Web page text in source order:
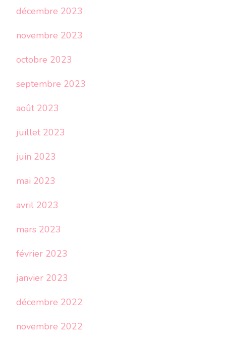
décembre 2023
novembre 2023
octobre 2023
septembre 2023
août 2023
juillet 2023
juin 2023
mai 2023
avril 2023
mars 2023
février 2023
janvier 2023
décembre 2022
novembre 2022